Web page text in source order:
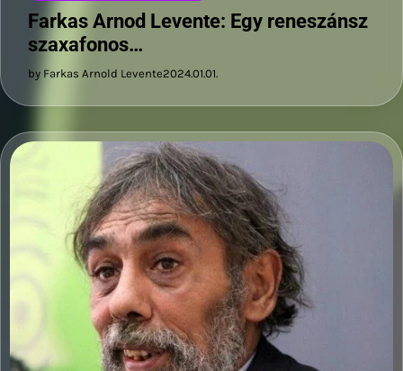
Farkas Arnod Levente: Egy reneszánsz
szaxafonos…
by Farkas Arnold Levente2024.01.01.